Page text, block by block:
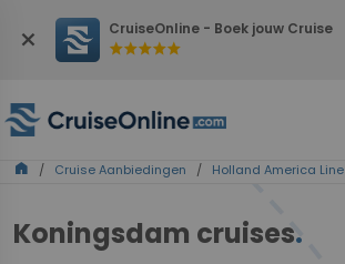
close CruiseOnline - Boek jouw Cruise
starstarstarstarstar
home / Cruise Aanbiedingen / Holland America Line
Koningsdam cruises.